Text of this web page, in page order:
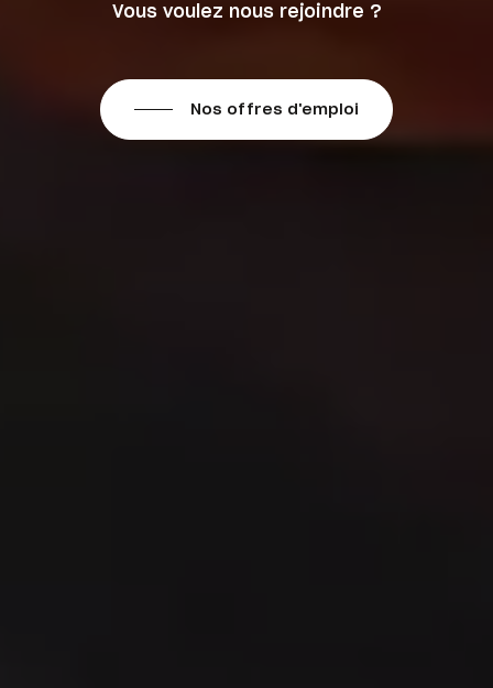
Vous voulez nous rejoindre ?
Nos offres d'emploi